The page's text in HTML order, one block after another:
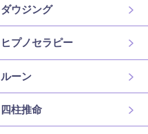
ダウジング
ヒプノセラピー
ルーン
四柱推命